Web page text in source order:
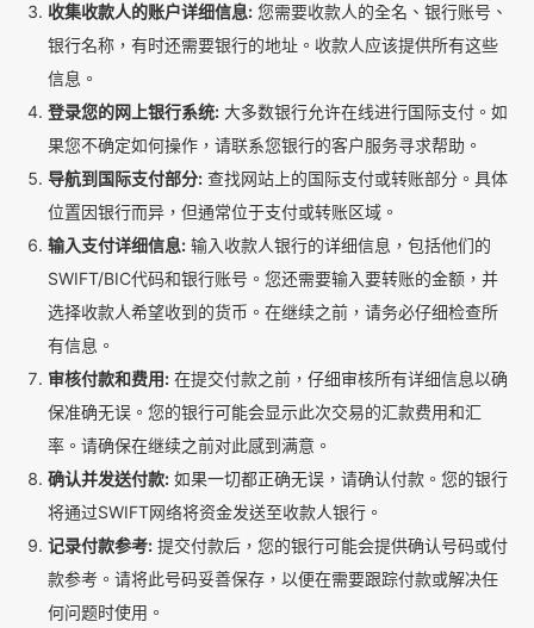
收集收款人的账户详细信息: 您需要收款人的全名、银行账号、
银行名称，有时还需要银行的地址。收款人应该提供所有这些
信息。
登录您的网上银行系统: 大多数银行允许在线进行国际支付。如
果您不确定如何操作，请联系您银行的客户服务寻求帮助。
导航到国际支付部分: 查找网站上的国际支付或转账部分。具体
位置因银行而异，但通常位于支付或转账区域。
输入支付详细信息: 输入收款人银行的详细信息，包括他们的
SWIFT/BIC代码和银行账号。您还需要输入要转账的金额，并
选择收款人希望收到的货币。在继续之前，请务必仔细检查所
有信息。
审核付款和费用: 在提交付款之前，仔细审核所有详细信息以确
保准确无误。您的银行可能会显示此次交易的汇款费用和汇
率。请确保在继续之前对此感到满意。
确认并发送付款: 如果一切都正确无误，请确认付款。您的银行
将通过SWIFT网络将资金发送至收款人银行。
记录付款参考: 提交付款后，您的银行可能会提供确认号码或付
款参考。请将此号码妥善保存，以便在需要跟踪付款或解决任
何问题时使用。